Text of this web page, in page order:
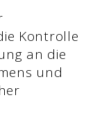
Kontrolle
an die
und